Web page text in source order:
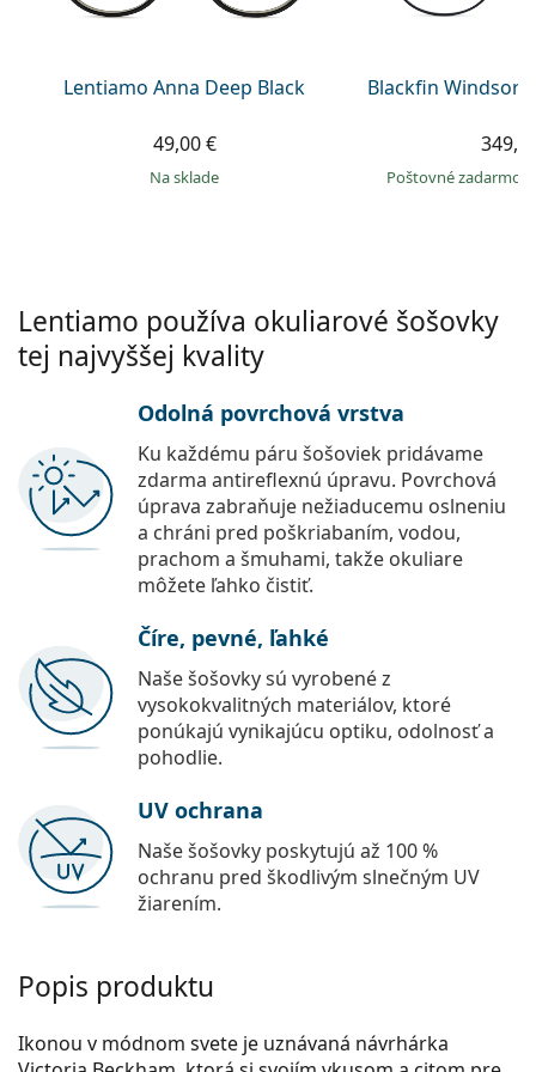
Persol
Lentiamo Anna Deep Black
49,00 €
na sklade
Blackfin Windsor
Poštovné zadarmo
Lentiamo používa okuliarové šošovky
tej najvyššej kvality
Odolná povrchová vrstva
Ku každému páru šošoviek pridávame
zdarma antireflexnú úpravu. Povrchová
úprava zabraňuje nežiaducemu oslneniu
a chráni pred poškriabaním, vodou,
prachom a šmuhami, takže okuliare
môžete ľahko čistiť.
Číre, pevné, ľahké
Naše šošovky sú vyrobené z
vysokokvalitných materiálov, ktoré
ponúkajú vynikajúcu optiku, odolnosť a
pohodlie.
UV ochrana
Naše šošovky poskytujú až 100 %
ochranu pred škodlivým slnečným UV
žiarením.
Popis produktu
Ikonou v módnom svete je uznávaná návrhárka